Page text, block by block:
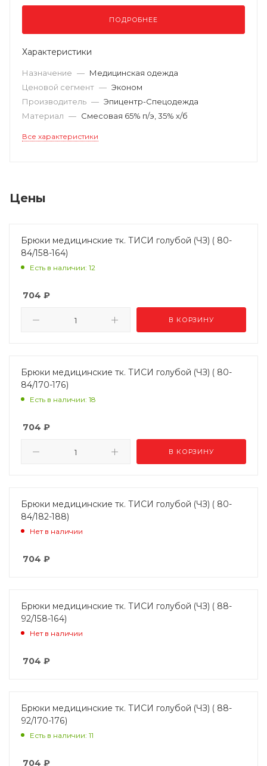
ПОДРОБНЕЕ
Характеристики
Назначение — Медицинская одежда
Ценовой сегмент — Эконом
Производитель — Эпицентр-Спецодежда
Материал — Смесовая 65% п/э, 35% х/б
Все характеристики
Цены
Брюки медицинские тк. ТИСИ голубой (ЧЗ) ( 80-
84/158-164)
Есть в наличии: 12
704 ₽
В КОРЗИНУ
Брюки медицинские тк. ТИСИ голубой (ЧЗ) ( 80-
84/170-176)
Есть в наличии: 18
704 ₽
В КОРЗИНУ
Брюки медицинские тк. ТИСИ голубой (ЧЗ) ( 80-
84/182-188)
Нет в наличии
704 ₽
Брюки медицинские тк. ТИСИ голубой (ЧЗ) ( 88-
92/158-164)
Нет в наличии
704 ₽
Брюки медицинские тк. ТИСИ голубой (ЧЗ) ( 88-
92/170-176)
Есть в наличии: 11
704 ₽